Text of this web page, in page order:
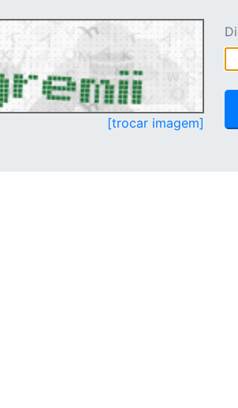
[trocar imagem]